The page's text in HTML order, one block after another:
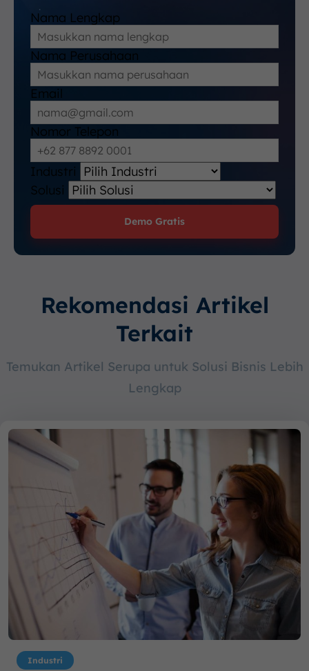
Nama Lengkap
Nama Perusahaan
Email
Nomor Telepon
Industri
Solusi
Demo Gratis
Rekomendasi Artikel
Terkait
Temukan Artikel Serupa untuk Solusi Bisnis Lebih
Lengkap
Industri